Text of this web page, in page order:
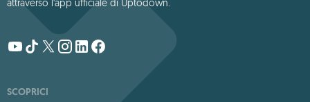
attraverso l'app ufficiale di Uptodown.
SCOPRICI